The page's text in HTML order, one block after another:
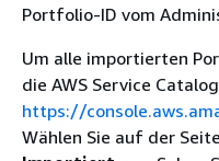
Portfolio-ID vom
Um alle importierten
die AWS Service
https://
Wählen Sie auf der Seite